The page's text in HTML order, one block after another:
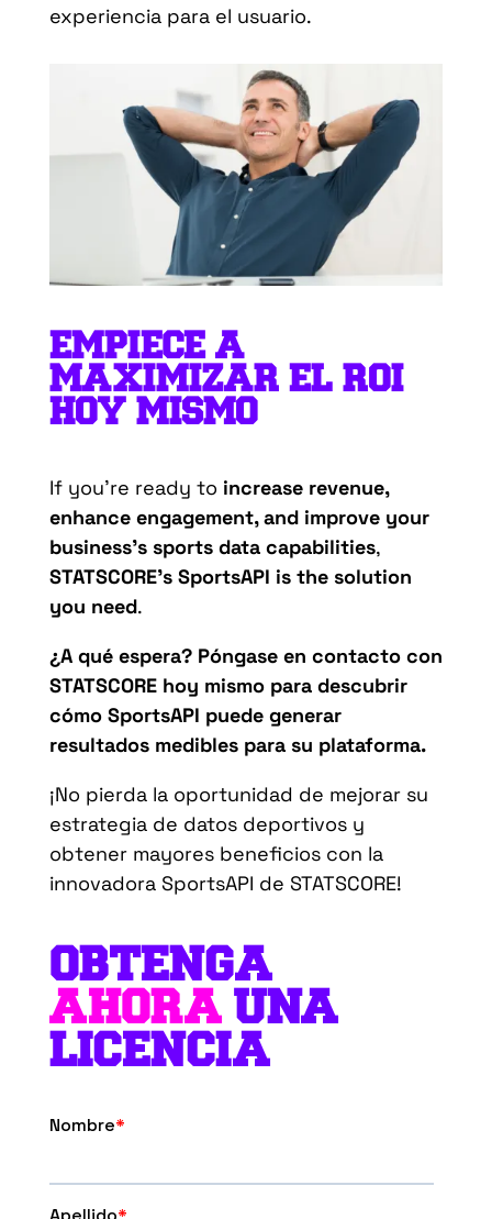
experiencia para el usuario.
EMPIECE A
MAXIMIZAR EL ROI
HOY MISMO
If you’re ready to increase revenue,
enhance engagement, and improve your
business’s sports data capabilities,
STATSCORE’s SportsAPI is the solution
you need.
¿A qué espera? Póngase en contacto con
STATSCORE hoy mismo para descubrir
cómo SportsAPI puede generar
resultados medibles para su plataforma.
¡No pierda la oportunidad de mejorar su
estrategia de datos deportivos y
obtener mayores beneficios con la
innovadora SportsAPI de STATSCORE!
OBTENGA
AHORAUNA
LICENCIA